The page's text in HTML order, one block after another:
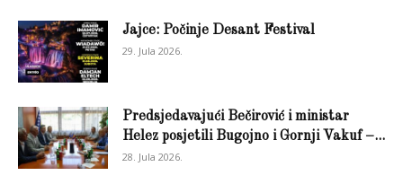
Jajce: Počinje Desant Festival
29. Jula 2026.
Predsjedavajući Bečirović i ministar
Helez posjetili Bugojno i Gornji Vakuf –...
28. Jula 2026.